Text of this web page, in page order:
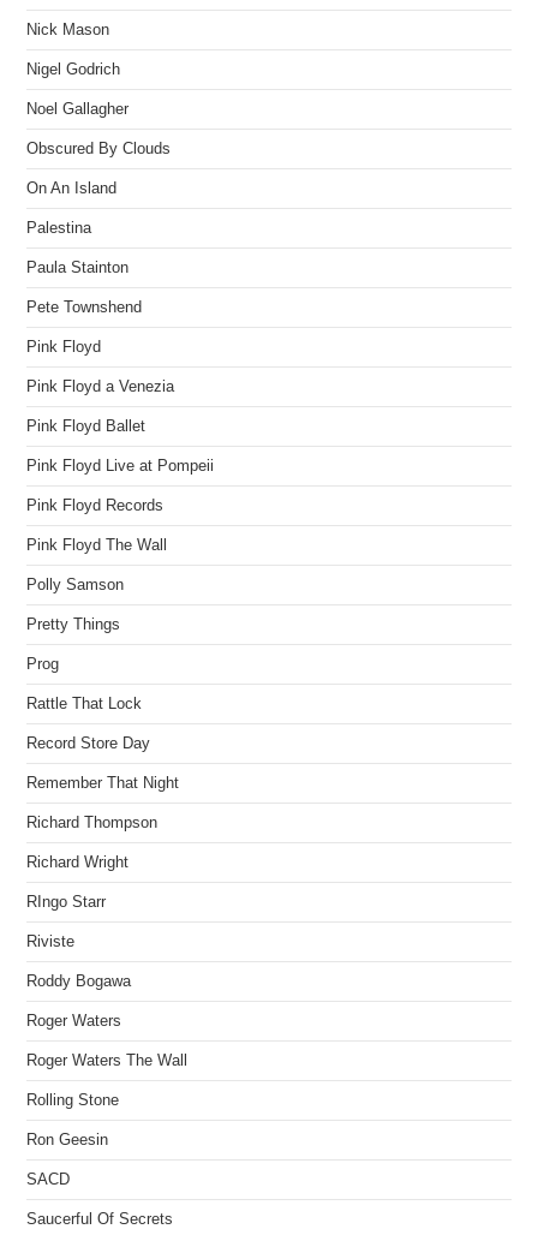
Nick Mason
Nigel Godrich
Noel Gallagher
Obscured By Clouds
On An Island
Palestina
Paula Stainton
Pete Townshend
Pink Floyd
Pink Floyd a Venezia
Pink Floyd Ballet
Pink Floyd Live at Pompeii
Pink Floyd Records
Pink Floyd The Wall
Polly Samson
Pretty Things
Prog
Rattle That Lock
Record Store Day
Remember That Night
Richard Thompson
Richard Wright
RIngo Starr
Riviste
Roddy Bogawa
Roger Waters
Roger Waters The Wall
Rolling Stone
Ron Geesin
SACD
Saucerful Of Secrets